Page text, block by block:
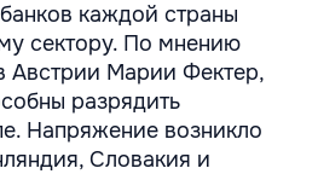
каждой страны
сектору. По мнению
Австрии Марии Фектер,
разрядить
Напряжение возникло
Словакия и